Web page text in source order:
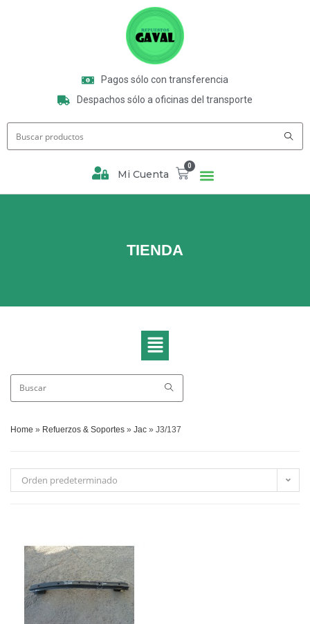
Pagos sólo con transferencia
Despachos sólo a oficinas del transporte
Mi Cuenta
0
TIENDA
Home » Refuerzos & Soportes » Jac » J3/137
Orden predeterminado